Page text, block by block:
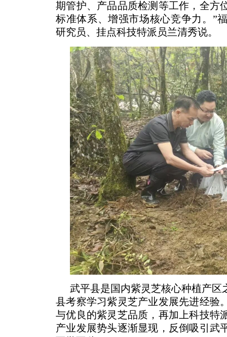
期管护、产品品质检测等工作，全方
标准体系、增强市场核心竞争力。”
研究员、挂点科技特派员兰清秀说。
武平县是国内紫灵芝核心种植产
县考察学习紫灵芝产业发展先进经验
与优良的紫灵芝品质，再加上科技特
产业发展势头逐渐显现，反倒吸引武